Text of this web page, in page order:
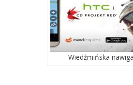
Wiedźmińska